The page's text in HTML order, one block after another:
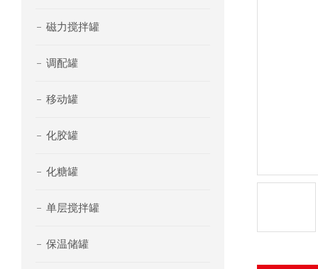
磁力搅拌罐
调配罐
移动罐
化胶罐
化糖罐
单层搅拌罐
保温储罐